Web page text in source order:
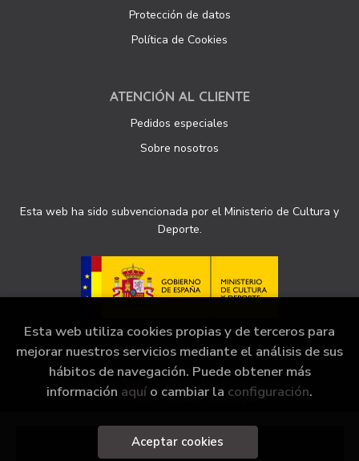
Añadir a mi cesta
Protección de datos
Política de Cookies
ATENCIÓN AL CLIENTE
Pedidos especiales
Sobre nosotros
Esta web ha sido subvencionada por el Ministerio de Cultura y
Deporte.
2026 ©Librería Sinopsis . Todos los Derechos
Reservados |Grupo Trevenque
Esta web utiliza cookies propias y de terceros para
mejorar nuestros servicios mediante el análisis de sus
hábitos de navegación. Puede obtener más
información aquí o cambiar la configuración.
Aceptar cookies